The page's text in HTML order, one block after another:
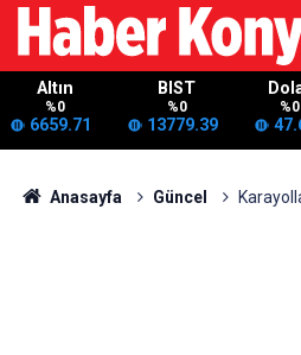
Altın
%0
6659.71
BIST
%0
13779.39
%0
Anasayfa Güncel